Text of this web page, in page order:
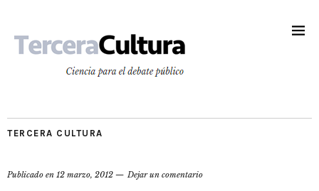
TERCERA CULTURA
Publicado en 12 marzo, 2012 Dejar un comentario